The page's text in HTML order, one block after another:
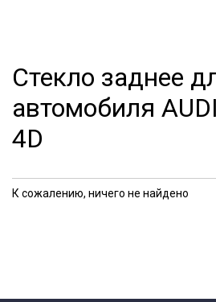
Стекло заднее
автомобиля
4D
К сожалению, ничего не найдено